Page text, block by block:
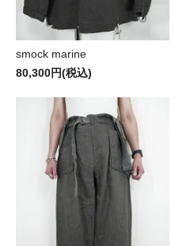
smock marine
80,300円(税込)